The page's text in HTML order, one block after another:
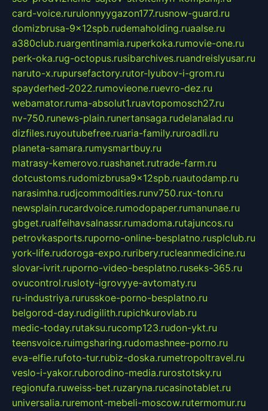
card-voice.rurulonnyygazon177.rusnow-guard.ru
domizbrusa-9x12spb.rudemaholding.ruaalse.ru
a380club.ruargentinamia.ruperkoka.rumovie-one.ru
perk-oka.rug-octopus.rusibarchives.ruandreislyusar.ru
naruto-x.rupursefactory.rutor-lyubov-i-grom.ru
spayderhed-2022.rumovieone.ruevro-dez.ru
webamator.ruma-absolut1.ruavtopomosch27.ru
nv-750.runews-plain.runertansaga.rudelanalad.ru
dizfiles.ruyoutubefree.ruaria-family.ruroadli.ru
planeta-samara.rumysmartbuy.ru
matrasy-kemerovo.ruashanet.rutrade-farm.ru
dotcustoms.rudomizbrusa9x12spb.ruautodamp.ru
narasimha.rudjcommodities.runv750.rux-ton.ru
newsplain.rucardvoice.rumodopaper.rumanunae.ru
gbget.rualfeihavsalnassr.rumadoma.rutajuncos.ru
petrovkasports.ruporno-online-besplatno.rusplclub.ru
york-life.rudoroga-expo.ruribery.rucleanmedicine.ru
slovar-ivrit.ruporno-video-besplatno.ruseks-365.ru
ovucontrol.rusloty-igrovyye-avtomaty.ru
ru-industriya.rurusskoe-porno-besplatno.ru
belgorod-day.rudigilith.rupichkurovlab.ru
medic-today.rutaksu.rucomp123.rudon-ykt.ru
teensvoice.ruimgsharing.rudomashnee-porno.ru
eva-elfie.rufoto-tur.rubiz-doska.rumetropoltravel.ru
veslo-i-yakor.ruborodino-media.rurostotsky.ru
regionufa.ruweiss-bet.ruzaryna.rucasinotablet.ru
universalia.ruremont-mebeli-moscow.rutermomur.ru